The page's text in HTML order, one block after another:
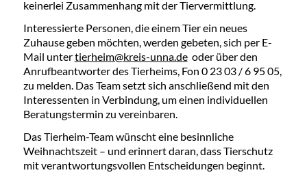
keinerlei Zusammenhang mit der Tiervermittlung.
Interessierte Personen, die einem Tier ein neues
Zuhause geben möchten, werden gebeten, sich per E-
Mail untertierheim@kreis-unna.deoder über den
Anrufbeantworter des Tierheims, Fon 0 23 03 / 6 95 05,
zu melden. Das Team setzt sich anschließend mit den
Interessenten in Verbindung, um einen individuellen
Beratungstermin zu vereinbaren.
Das Tierheim-Team wünscht eine besinnliche
Weihnachtszeit – und erinnert daran, dass Tierschutz
mit verantwortungsvollen Entscheidungen beginnt.